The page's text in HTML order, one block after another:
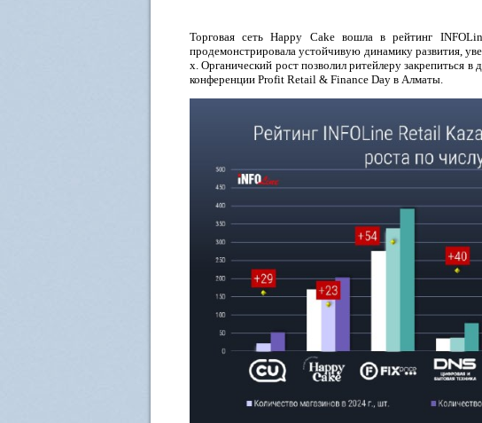
Торговая сеть Happy Cake вошла в рейтинг
продемонстрировала устойчивую динамику развития,
х. Органический рост позволил ритейлеру закрепиться
конференции Profit Retail & Finance Day в Алматы.